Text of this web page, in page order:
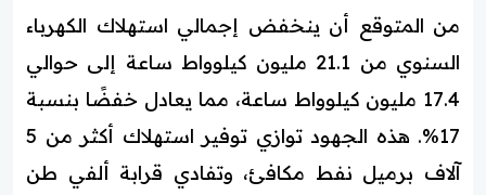
من المتوقع أن ينخفض إجمالي استهلاك الكهرباء
السنوي من 21.1 مليون كيلوواط ساعة إلى حوالي
17.4 مليون كيلوواط ساعة، مما يعادل خفضًا بنسبة
17%. هذه الجهود توازي توفير استهلاك أكثر من 5
آلاف برميل نفط مكافئ، وتفادي قرابة ألفي طن